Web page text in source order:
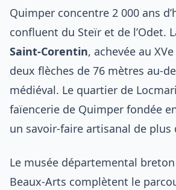
Quimper concentre 2 000 ans
confluent du Steïr et de l’Odet.
Saint-Corentin, achevée au
deux flèches de 76 mètres au-
médiéval. Le quartier de
faïencerie de Quimper fondée
un savoir-faire artisanal de plus
Le musée départemental
Beaux-Arts complètent le